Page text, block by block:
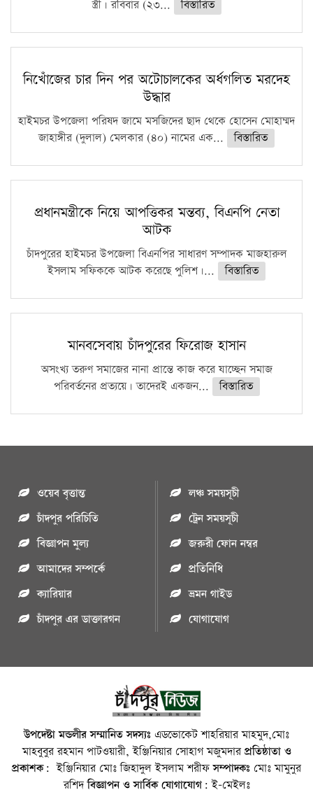
স্ত্রী। রবিবার (২৩...
বিস্তারিত
নিখোঁজের চার দিন পর অটোচালকের অর্ধগলিত মরদেহ
উদ্ধার
হাইমচর উপজেলা পরিষদ জামে মসজিদের ছাদ থেকে হোসেন মোহাম্মদ
জাহাঙ্গীর (দুলাল) মেলকার (৪০) নামের এক...
বিস্তারিত
প্রধানমন্ত্রীকে নিয়ে আপত্তিকর মন্তব্য, বিএনপি নেতা
আটক
চাঁদপুরের হাইমচর উপজেলা বিএনপির সাধারণ সম্পাদক মাজহারুল
ইসলাম সফিককে আটক করেছে পুলিশ।...
বিস্তারিত
মানবসেবায় চাঁদপুরের ফিরোজ হাসান
অসংখ্য তরুণ সমাজের নানা প্রান্তে কাজ করে যাচ্ছেন সমাজ
পরিবর্তনের প্রত্যয়ে। তাদেরই একজন...
বিস্তারিত
ওয়েব বৃত্তান্ত
চাঁদপুর পরিচিতি
বিজ্ঞাপন মুল্য
আমাদের সম্পর্কে
ক্যারিয়ার
চাঁদপুর এর ডাক্তারগন
লঞ্চ সময়সূচী
ট্রেন সময়সূচী
জরুরী ফোন নম্বর
প্রতিনিধি
ভ্রমন গাইড
যোগাযোগ
উপদেষ্টা মন্ডলীর সম্মানিত সদস্যঃ এডভোকেট শাহরিয়ার মাহমুদ,মোঃ
মাহবুবুর রহমান পাটওয়ারী, ইঞ্জিনিয়ার সোহাগ মজুমদারপ্রতিষ্ঠাতা ও
প্রকাশক: ইঞ্জিনিয়ার মোঃ জিহাদুল ইসলাম শরীফসম্পাদকঃ মোঃ মামুনুর
রশিদবিজ্ঞাপন ও সার্বিক যোগাযোগ: ই-মেইলঃ